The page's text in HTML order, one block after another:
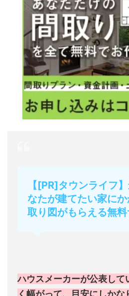
【[PR]タウンライフ
なたが建てたい家に
取り図がもらえる無料
ハウスメーカーが公表して
く幅がって、目安にしかな